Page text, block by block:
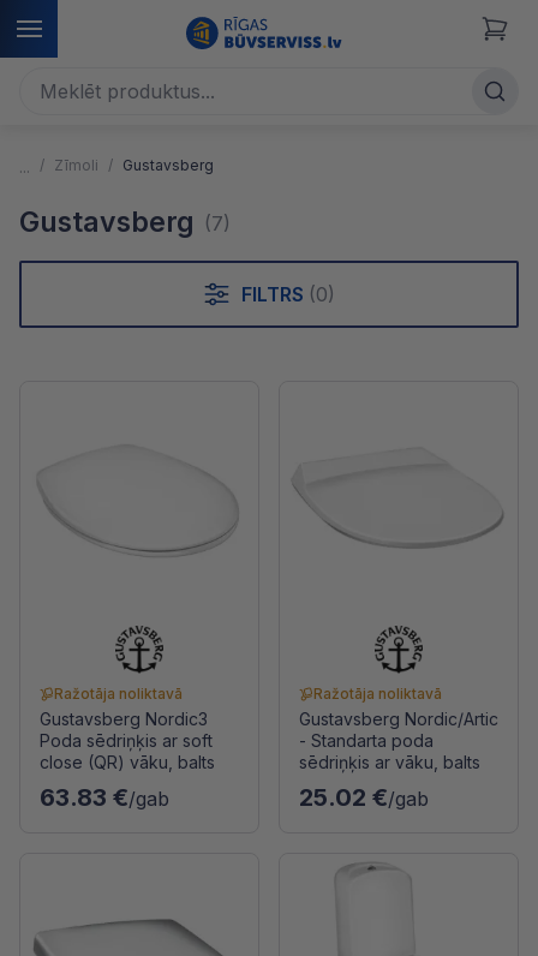
Zīmoli Gustavsberg
Gustavsberg (7)
FILTRS (0)
Ražotāja noliktavā
Gustavsberg Nordic3
Poda sēdriņķis ar soft
close (QR) vāku, balts
63.83 €/gab
Ražotāja noliktavā
Gustavsberg Nordic/Artic
- Standarta poda
sēdriņķis ar vāku, balts
25.02 €/gab